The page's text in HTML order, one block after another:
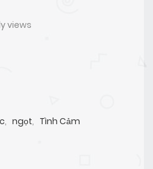
views
, ngọt, Tình Cảm